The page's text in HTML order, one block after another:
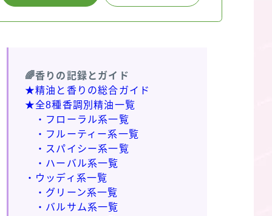
🌈香りの記録とガイド
★精油と香りの総合ガイド
★全8種香調別精油一覧
・フローラル系一覧
・フルーティー系一覧
・スパイシー系一覧
・ハーバル系一覧
・ウッディ系一覧
・グリーン系一覧
・バルサム系一覧